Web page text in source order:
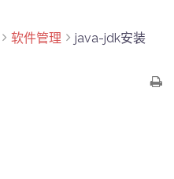
软件管理 java-jdk安装